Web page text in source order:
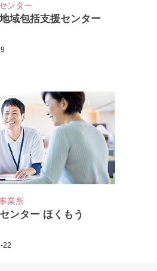
ンター
域包括支援センター
業所
ンター ほくもう
22